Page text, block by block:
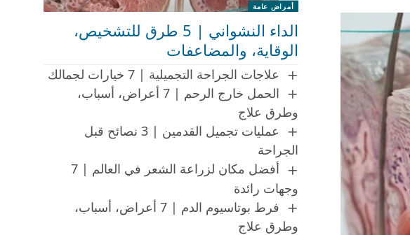
أمراض عامة
الداء النشواني | 5 طرق للتشخيص،
الوقاية، والمضاعفات
علاجات الجراحة التجميلية | 7 خيارات لجمالك
الحمل خارج الرحم | 7 أعراض، أسباب،
وطرق علاج
عمليات تجميل القدمين | 3 نصائح قبل
الجراحة
أفضل مكان لزراعة الشعر في العالم | 7
وجهات رائدة
فرط بوتاسيوم الدم | 7 أعراض، أسباب،
وطرق علاج